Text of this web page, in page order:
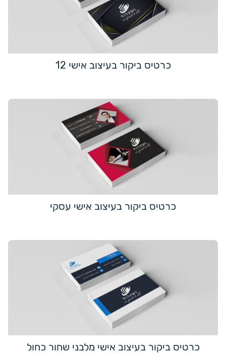
כרטיס ביקור בעיצוב אישי 12
כרטיס ביקור בעיצוב אישי עסקי
כרטיס ביקור בעיצוב אישי מלבני שחור כחול